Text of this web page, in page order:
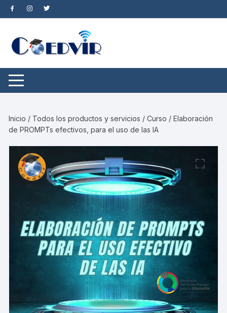
Saltar
al
Inicio / Todos los productos y servicios / Curso / Elaboración
de PROMPTs efectivos, para el uso de las IA